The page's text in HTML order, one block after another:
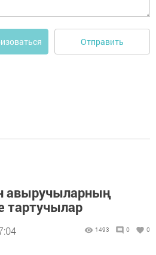
Отправить
авыручыларның
тартучылар
1493 0 0